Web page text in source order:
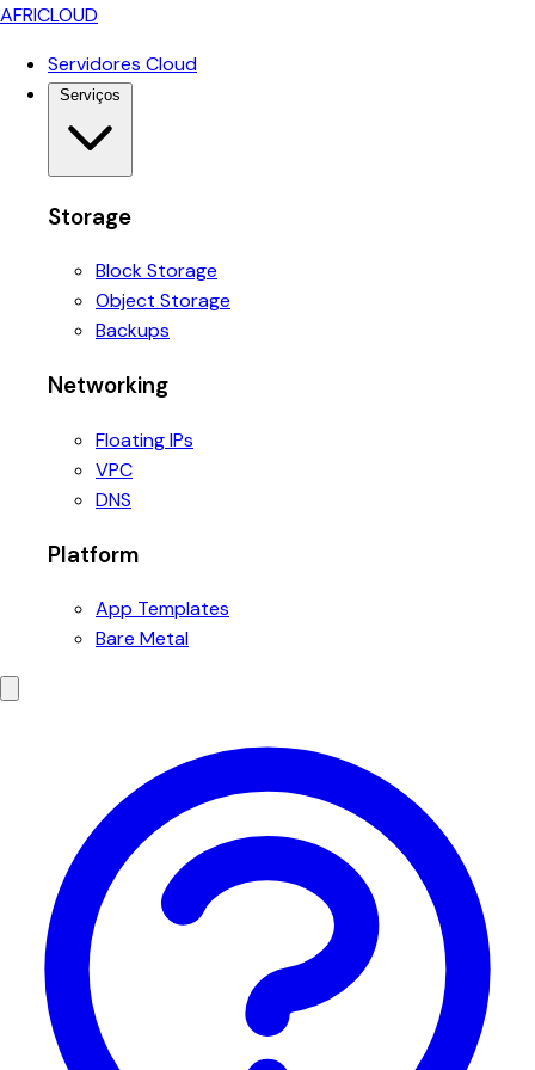
AFRICLOUD
Servidores Cloud
Serviços
Storage
Block Storage
Object Storage
Backups
Networking
Floating IPs
VPC
DNS
Platform
App Templates
Bare Metal